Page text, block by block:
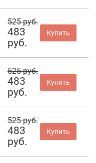
525 руб.
483
руб.
Купить
525 руб.
483
руб.
Купить
525 руб.
483
руб.
Купить